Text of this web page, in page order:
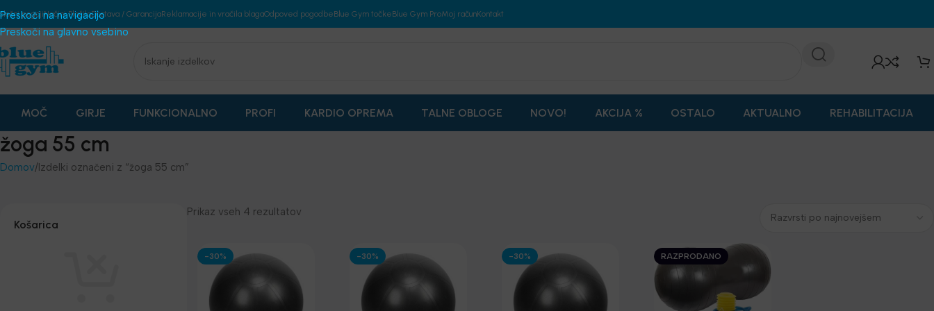
Preskoči na navigacijo
Preskoči na glavno vsebino
pogojiNačini PlačilaDostava / GarancijaReklamacije in vračila blagaOdpoved pogodbeBlue Gym točkeBlue Gym ProMoj računKontakt
MOČ GIRJE FUNKCIONALNO PROFI KARDIO OPREMA TALNE OBLOGE NOVO! AKCIJA % OSTALO AKTUALNO REHABILITACIJA
žoga 55 cm
Domov Izdelki označeni z “žoga 55 cm”
Košarica
Prikaz vseh 4 rezultatov
-30% -30% -30% RAZPRODANO